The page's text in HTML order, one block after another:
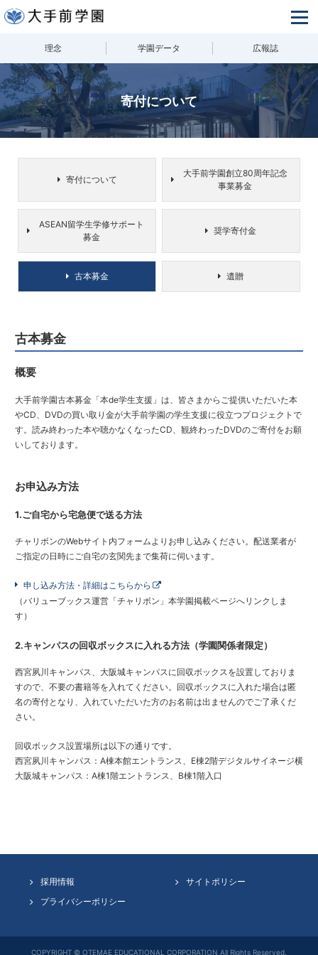
学園データ
学園広報誌
大手前大学
大手前
短期大学
⼤⼿前栄養学院
専⾨学校
理念 学園データ 広報誌
寄付について
寄付について
大手前学園創立80周年記念
事業募金
ASEAN留学生学修サポート
募金
奨学寄付金
古本募金 遺贈
古本募金
概要
大手前学園古本募金「本de学生支援」は、皆さまからご提供いただいた本
やCD、DVDの買い取り金が大手前学園の学生支援に役立つプロジェクトで
す。読み終わった本や聴かなくなったCD、観終わったDVDのご寄付をお願
いしております。
お申込み方法
1.ご自宅から宅急便で送る方法
チャリボンのWebサイト内フォームよりお申し込みください。配送業者が
ご指定の日時にご自宅の玄関先まで集荷に伺います。
申し込み方法・詳細はこちらから
（バリューブックス運営「チャリボン」本学園掲載ページへリンクしま
す）
2.キャンパスの回収ボックスに入れる方法（学園関係者限定）
西宮夙川キャンパス、大阪城キャンパスに回収ボックスを設置しておりま
すので、不要の書籍等を入れてください。回収ボックスに入れた場合は匿
名の寄付となり、入れていただいた方のお名前は出ませんのでご了承くだ
さい。
回収ボックス設置場所は以下の通りです。
西宮夙川キャンパス：A棟本館エントランス、E棟2階デジタルサイネージ横
大阪城キャンパス：A棟1階エントランス、B棟1階入口
採用情報
サイトポリシー
プライバシーポリシー
COPYRIGHT © OTEMAE EDUCATIONAL CORPORATION All Rights Reserved.